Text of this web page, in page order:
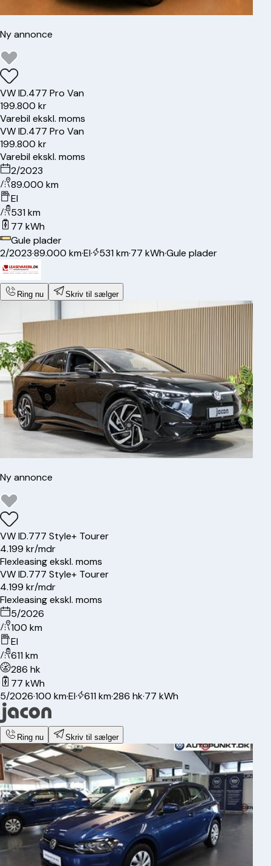
Ny annonce
VWID.477 Pro Van
199.800 kr
Varebil ekskl. moms
VWID.477 Pro Van
199.800 kr
Varebil ekskl. moms
2/2023
89.000 km
El
531 km
77 kWh
Gule plader
2/2023·89.000 km·El· 531 km·77 kWh·Gule plader
Ring nu Skriv til sælger
Ny annonce
VWID.777 Style+ Tourer
4.199 kr/mdr
Flexleasing ekskl. moms
VWID.777 Style+ Tourer
4.199 kr/mdr
Flexleasing ekskl. moms
5/2026
100 km
El
611 km
286 hk
77 kWh
5/2026·100 km·El· 611 km·286 hk·77 kWh
Ring nu Skriv til sælger